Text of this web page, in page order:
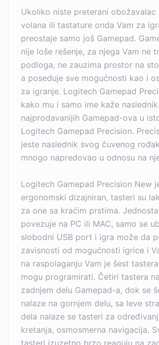
Ukoliko niste preterani obožavalac
volana ili tastature onda Vam za
preostaje samo još Gamepad.
nije loše rešenje, za njega Vam ne
podloga, ne zauzima prostor na
a poseduje sve mogućnosti kao i
za igranje. Logitech Gamepad
kako mu i samo ime kaže
najprodavanijih Gamepad-ova u
Logitech Gamepad Precision.
jeste naslednik svog čuvenog
mnogo napredovao u odnosu na
Logitech Gamepad Precision New
ergonomski dizajniran, tasteri su
za one sa kraćim prstima.
povezuje na PC ili MAC, samo se
slobodni USB port i igra može da
zavisnosti od mogućnosti igrice i
na raspolaganju Vam je šest
mogu programirati. Četiri tastera
zadnjem delu Gamepad-a, dok se
nalaze na gornjem delu, sa leve
dela nalaze se tasteri za
kretanja, osmosmerna navigacija.
tasteri izuzetno brzo reaguju na